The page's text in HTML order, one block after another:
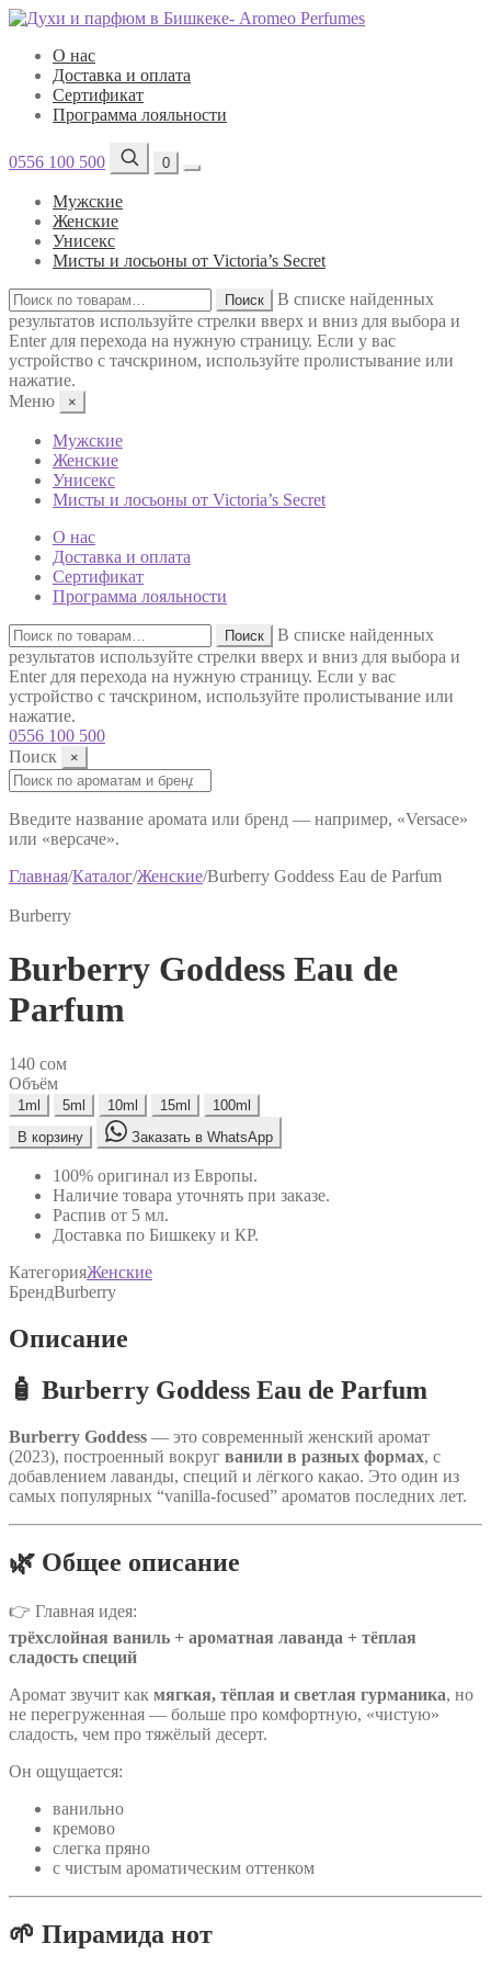
О нас
Доставка и оплата
Сертификат
Программа лояльности
0556 100 500 0
Мужские
Женские
Унисекс
Мисты и лосьоны от Victoria’s Secret
Искать:
Поиск
В списке найденных
результатов используйте стрелки вверх и вниз для выбора и
Enter для перехода на нужную страницу. Если у вас
устройство с тачскрином, используйте пролистывание или
нажатие.
Меню
×
Мужские
Женские
Унисекс
Мисты и лосьоны от Victoria’s Secret
О нас
Доставка и оплата
Сертификат
Программа лояльности
Искать:
Поиск
В списке найденных
результатов используйте стрелки вверх и вниз для выбора и
Enter для перехода на нужную страницу. Если у вас
устройство с тачскрином, используйте пролистывание или
нажатие.
0556 100 500
Поиск
×
Поиск:
Введите название аромата или бренд — например, «Versace»
или «версаче».
Главная/Каталог/Женские/Burberry Goddess Eau de Parfum
Burberry
Burberry Goddess Eau de
Parfum
140 сом
Объём
1ml 5ml 10ml 15ml
100ml
В корзину
Заказать в WhatsApp
100% оригинал из Европы.
Наличие товара уточнять при заказе.
Распив от 5 мл.
Доставка по Бишкеку и КР.
КатегорияЖенские
БрендBurberry
Описание
🧴 Burberry Goddess Eau de Parfum
Burberry Goddess — это современный женский аромат
(2023), построенный вокруг ванили в разных формах, с
добавлением лаванды, специй и лёгкого какао. Это один из
самых популярных “vanilla-focused” ароматов последних лет.
🌿 Общее описание
👉 Главная идея:
трёхслойная ваниль + ароматная лаванда + тёплая
сладость специй
Аромат звучит как мягкая, тёплая и светлая гурманика, но
не перегруженная — больше про комфортную, «чистую»
сладость, чем про тяжёлый десерт.
Он ощущается:
ванильно
кремово
слегка пряно
с чистым ароматическим оттенком
🌱 Пирамида нот